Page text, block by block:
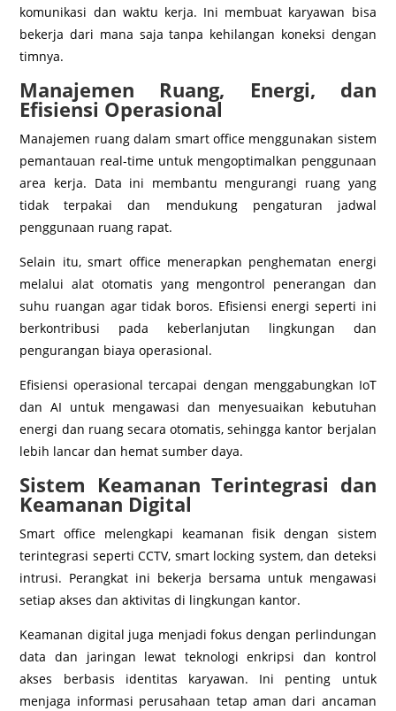
komunikasi dan waktu kerja. Ini membuat karyawan bisa
bekerja dari mana saja tanpa kehilangan koneksi dengan
timnya.
Manajemen Ruang, Energi, dan
Efisiensi Operasional
Manajemen ruang dalam smart office menggunakan sistem
pemantauan real-time untuk mengoptimalkan penggunaan
area kerja. Data ini membantu mengurangi ruang yang
tidak terpakai dan mendukung pengaturan jadwal
penggunaan ruang rapat.
Selain itu, smart office menerapkan penghematan energi
melalui alat otomatis yang mengontrol penerangan dan
suhu ruangan agar tidak boros. Efisiensi energi seperti ini
berkontribusi pada keberlanjutan lingkungan dan
pengurangan biaya operasional.
Efisiensi operasional tercapai dengan menggabungkan IoT
dan AI untuk mengawasi dan menyesuaikan kebutuhan
energi dan ruang secara otomatis, sehingga kantor berjalan
lebih lancar dan hemat sumber daya.
Sistem Keamanan Terintegrasi dan
Keamanan Digital
Smart office melengkapi keamanan fisik dengan sistem
terintegrasi seperti CCTV, smart locking system, dan deteksi
intrusi. Perangkat ini bekerja bersama untuk mengawasi
setiap akses dan aktivitas di lingkungan kantor.
Keamanan digital juga menjadi fokus dengan perlindungan
data dan jaringan lewat teknologi enkripsi dan kontrol
akses berbasis identitas karyawan. Ini penting untuk
menjaga informasi perusahaan tetap aman dari ancaman